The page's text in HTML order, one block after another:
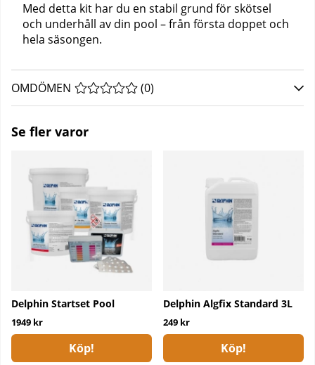
Med detta kit har du en stabil grund för skötsel
och underhåll av din pool – från första doppet och
hela säsongen.
OMDÖMEN MEDELBETYG 0 AV 5 ANTAL BETYG 0
(0)
Se fler varor
Delphin Startset Pool
1949 kr
Köp!
Delphin Algfix Standard 3L
249 kr
Köp!